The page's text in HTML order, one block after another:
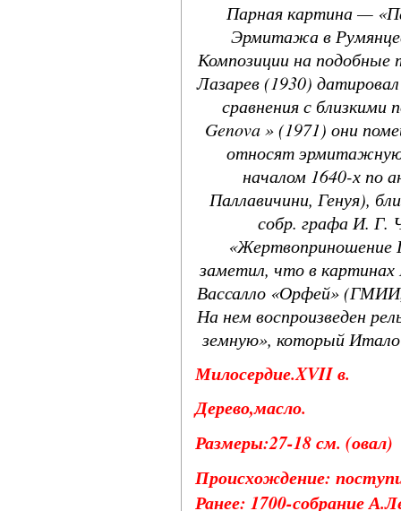
Парная картина —
Эрмитажа в
Композиции на
Лазарев (1930)
сравнения с
Genova » (1971) они
относят эрмитажную
началом 1640-х по
Паллавичини, Генуя),
собр. графа И. Г.
«Жертвоприношение
заметил, что в
Вассалло «Орфей»
На нем воспроизведен
земную», который
Милосердие.XVII в.
Дерево,масло.
Размеры:27-18 см. (овал)
Происхождение:
Ранее: 1700-собрание